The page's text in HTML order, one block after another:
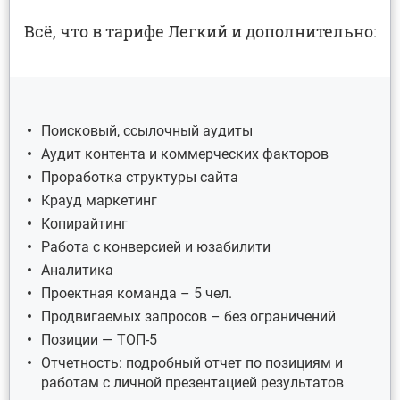
Всё, что в тарифе Легкий и дополнительно:
Поисковый, ссылочный аудиты
Аудит контента и коммерческих факторов
Проработка структуры сайта
Крауд маркетинг
Копирайтинг
Работа с конверсией и юзабилити
Аналитика
Проектная команда – 5 чел.
Продвигаемых запросов – без ограничений
Позиции — ТОП-5
Отчетность: подробный отчет по позициям и
работам с личной презентацией результатов